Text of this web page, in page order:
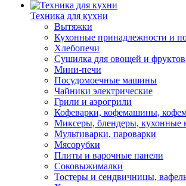
Техника для кухни
Вытяжки
Кухонные принадлежности и
Хлебопечи
Сушилка для овощей и фруктов
Мини-печи
Посудомоечные машины
Чайники электрические
Грили и аэрогрили
Кофеварки, кофемашины,
Миксеры, блендеры, кухонные
Мультиварки, пароварки
Мясорубки
Плиты и варочные панели
Соковыжималки
Тостеры и сендвичницы,